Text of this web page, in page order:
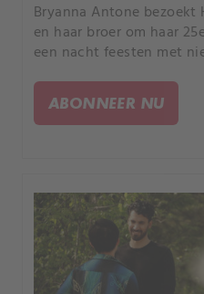
Bryanna Antone bezoekt
en haar broer om haar
een nacht feesten met
drijvend in de branding
strand gevonden.
ABONNEER NU